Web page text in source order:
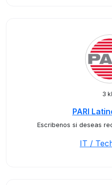
3
PARI
Escribenos si deseas
IT /